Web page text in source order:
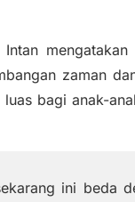
Intan
zaman
bagi anak-
ini beda